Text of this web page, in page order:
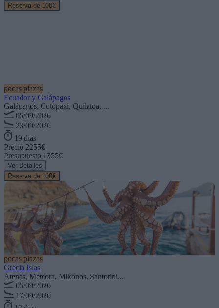
Reserva de 100€
pocas plazas
Ecuador y Galápagos
Galápagos, Cotopaxi, Quilatoa, ...
05/09/2026
23/09/2026
19 dias
Precio 2255€
Presupuesto 1355€
Ver Detalles
Reserva de 100€
pocas plazas
Grecia Islas
Atenas, Meteora, Mikonos, Santorini...
05/09/2026
17/09/2026